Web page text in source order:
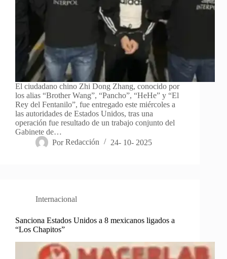
El ciudadano chino Zhi Dong Zhang, conocido por
los alias “Brother Wang”, “Pancho”, “HeHe” y “El
Rey del Fentanilo”, fue entregado este miércoles a
las autoridades de Estados Unidos, tras una
operación fue resultado de un trabajo conjunto del
Gabinete de…
Por Redacción 24- 10- 2025
Internacional
Sanciona Estados Unidos a 8 mexicanos ligados a
“Los Chapitos”